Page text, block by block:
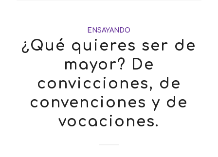
ENSAYANDO
¿Qué quieres ser de
mayor? De
convicciones, de
convenciones y de
vocaciones.